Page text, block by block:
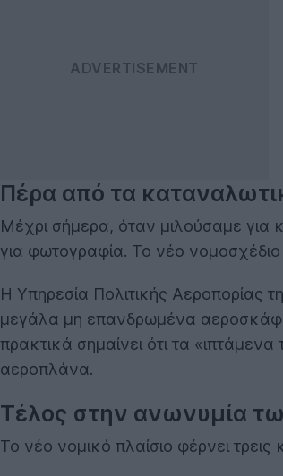
Πέρα από τα
Μέχρι σήμερα, όταν μιλούσαμε για
για φωτογραφία. Το νέο
Η Υπηρεσία Πολιτικής Αεροπορίας
μεγάλα μη επανδρωμένα
πρακτικά σημαίνει ότι τα
αεροπλάνα.
Τέλος στην ανωνυμία
Το νέο νομικό πλαίσιο φέρνει